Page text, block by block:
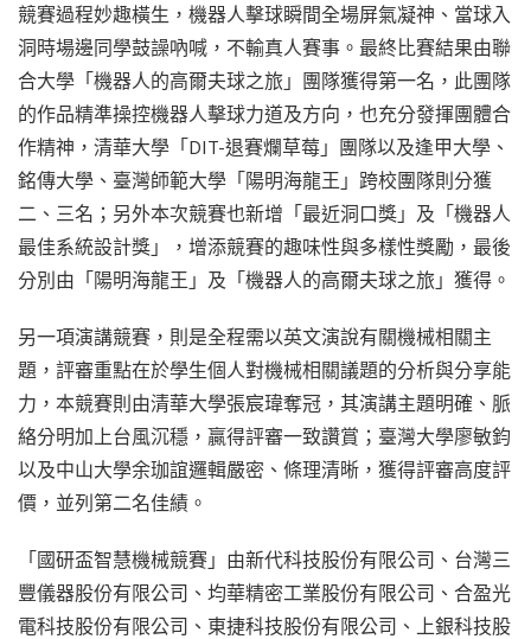
競賽過程妙趣橫生，機器人擊球瞬間全場屏氣凝神、當球入
洞時場邊同學鼓譟吶喊，不輸真人賽事。最終比賽結果由聯
合大學「機器人的高爾夫球之旅」團隊獲得第一名，此團隊
的作品精準操控機器人擊球力道及方向，也充分發揮團體合
作精神，清華大學「DIT-退賽爛草莓」團隊以及逢甲大學、
銘傳大學、臺灣師範大學「陽明海龍王」跨校團隊則分獲
二、三名；另外本次競賽也新增「最近洞口獎」及「機器人
最佳系統設計獎」，增添競賽的趣味性與多樣性獎勵，最後
分別由「陽明海龍王」及「機器人的高爾夫球之旅」獲得。
另一項演講競賽，則是全程需以英文演說有關機械相關主
題，評審重點在於學生個人對機械相關議題的分析與分享能
力，本競賽則由清華大學張宸瑋奪冠，其演講主題明確、脈
絡分明加上台風沉穩，贏得評審一致讚賞；臺灣大學廖敏鈞
以及中山大學余珈誼邏輯嚴密、條理清晰，獲得評審高度評
價，並列第二名佳績。
「國研盃智慧機械競賽」由新代科技股份有限公司、台灣三
豐儀器股份有限公司、均華精密工業股份有限公司、合盈光
電科技股份有限公司、東捷科技股份有限公司、上銀科技股